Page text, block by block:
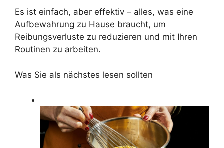
Es ist einfach, aber effektiv – alles, was eine
Aufbewahrung zu Hause braucht, um
Reibungsverluste zu reduzieren und mit Ihren
Routinen zu arbeiten.
Was Sie als nächstes lesen sollten